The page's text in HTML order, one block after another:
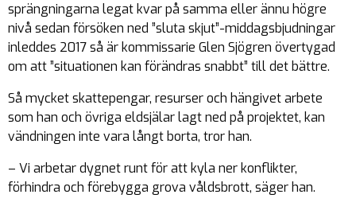
sprängningarna legat kvar på samma eller ännu högre
nivå sedan försöken ned ”sluta skjut”-middagsbjudningar
inleddes 2017 så är kommissarie Glen Sjögren övertygad
om att ”situationen kan förändras snabbt” till det bättre.
Så mycket skattepengar, resurser och hängivet arbete
som han och övriga eldsjälar lagt ned på projektet, kan
vändningen inte vara långt borta, tror han.
– Vi arbetar dygnet runt för att kyla ner konflikter,
förhindra och förebygga grova våldsbrott, säger han.